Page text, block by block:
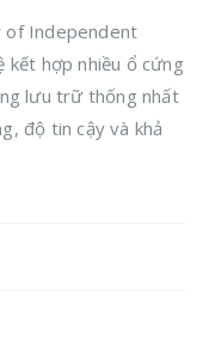
of Independent
kết hợp nhiều ổ cứng
lưu trữ thống nhất
độ tin cậy và khả